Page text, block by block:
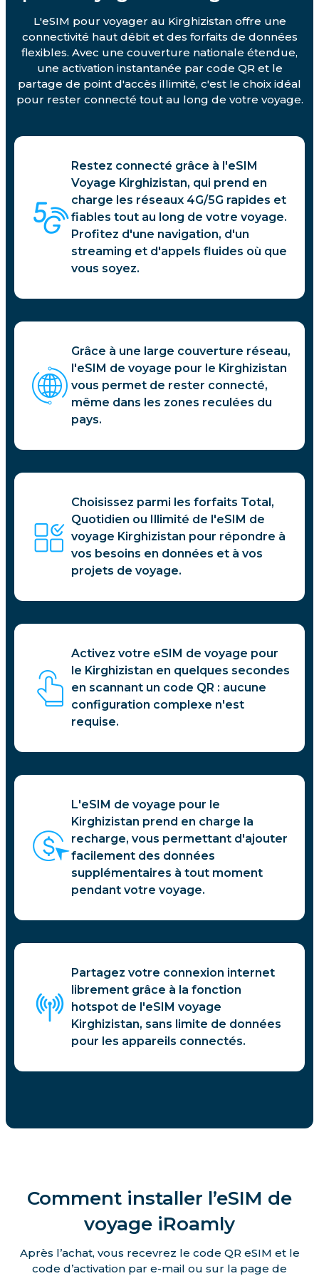
L'eSIM pour voyager au Kirghizistan offre une
connectivité haut débit et des forfaits de données
flexibles. Avec une couverture nationale étendue,
une activation instantanée par code QR et le
partage de point d'accès illimité, c'est le choix idéal
pour rester connecté tout au long de votre voyage.
Restez connecté grâce à l'eSIM
Voyage Kirghizistan, qui prend en
charge les réseaux 4G/5G rapides et
fiables tout au long de votre voyage.
Profitez d'une navigation, d'un
streaming et d'appels fluides où que
vous soyez.
Grâce à une large couverture réseau,
l'eSIM de voyage pour le Kirghizistan
vous permet de rester connecté,
même dans les zones reculées du
pays.
Choisissez parmi les forfaits Total,
Quotidien ou Illimité de l'eSIM de
voyage Kirghizistan pour répondre à
vos besoins en données et à vos
projets de voyage.
Activez votre eSIM de voyage pour
le Kirghizistan en quelques secondes
en scannant un code QR : aucune
configuration complexe n'est
requise.
L'eSIM de voyage pour le
Kirghizistan prend en charge la
recharge, vous permettant d'ajouter
facilement des données
supplémentaires à tout moment
pendant votre voyage.
Partagez votre connexion internet
librement grâce à la fonction
hotspot de l'eSIM voyage
Kirghizistan, sans limite de données
pour les appareils connectés.
Comment installer l’eSIM de
voyage iRoamly
Après l’achat, vous recevrez le code QR eSIM et le
code d’activation par e-mail ou sur la page de